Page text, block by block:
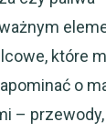
które
o
–